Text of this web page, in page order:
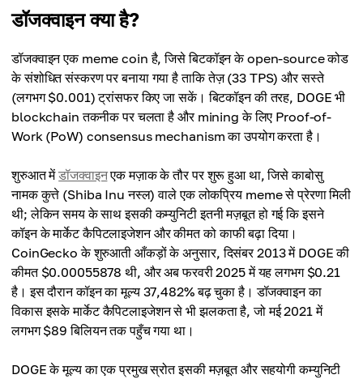
डॉजक्वाइन क्या है?
डॉजक्वाइन एक meme coin है, जिसे बिटकॉइन के open-source कोड
के संशोधित संस्करण पर बनाया गया है ताकि तेज़ (33 TPS) और सस्ते
(लगभग $0.001) ट्रांसफर किए जा सकें। बिटकॉइन की तरह, DOGE भी
blockchain तकनीक पर चलता है और mining के लिए Proof-of-
Work (PoW) consensus mechanism का उपयोग करता है।
शुरुआत मेंडॉजक्वाइनएक मज़ाक के तौर पर शुरू हुआ था, जिसे काबोसु
नामक कुत्ते (Shiba Inu नस्ल) वाले एक लोकप्रिय meme से प्रेरणा मिली
थी; लेकिन समय के साथ इसकी कम्युनिटी इतनी मज़बूत हो गई कि इसने
कॉइन के मार्केट कैपिटलाइजेशन और कीमत को काफी बढ़ा दिया।
CoinGecko के शुरुआती आँकड़ों के अनुसार, दिसंबर 2013 में DOGE की
कीमत $0.00055878 थी, और अब फरवरी 2025 में यह लगभग $0.21
है। इस दौरान कॉइन का मूल्य 37,482% बढ़ चुका है। डॉजक्वाइन का
विकास इसके मार्केट कैपिटलाइजेशन से भी झलकता है, जो मई 2021 में
लगभग $89 बिलियन तक पहुँच गया था।
DOGE के मूल्य का एक प्रमुख स्रोत इसकी मज़बूत और सहयोगी कम्युनिटी